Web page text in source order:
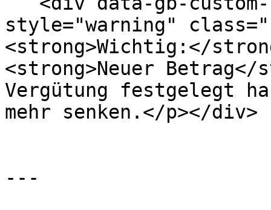
style="warning"
<strong>Wichtig:</
<strong>Neuer
Vergütung festgelegt
mehr senken.</p></div>
---